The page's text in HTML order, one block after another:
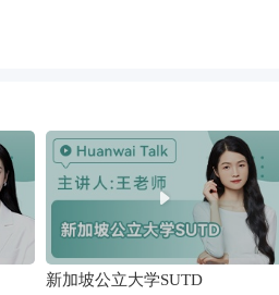
新加坡公立大学SUTD